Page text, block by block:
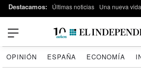
Destacamos: Últimas noticias Una nueva vida
OPINIÓN ESPAÑA ECONOMÍA